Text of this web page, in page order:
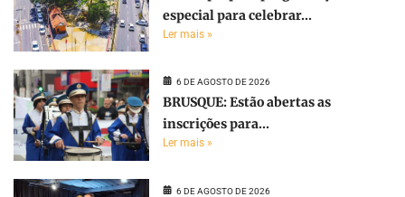
especial para celebrar...
Ler mais »
6 DE AGOSTO DE 2026
BRUSQUE: Estão abertas as
inscrições para...
Ler mais »
6 DE AGOSTO DE 2026